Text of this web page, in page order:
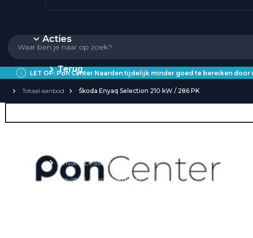
Acties
Terug
Private Lease acties
Private Lease elektrisch
LET OP: Pon Center Naarden tijdelijk minder goed te bereiken door
Totaal aanbod Škoda Enyaq Selection 210 kW / 286 PK